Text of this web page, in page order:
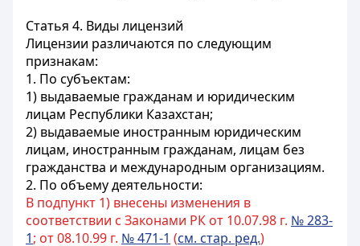
Статья 4. Виды лицензий
Лицензии различаются по следующим
признакам:
1. По субъектам:
1) выдаваемые гражданам и юридическим
лицам Республики Казахстан;
2) выдаваемые иностранным юридическим
лицам, иностранным гражданам, лицам без
гражданства и международным организациям.
2. По объему деятельности:
В подпункт 1) внесены изменения в
соответствии с Законами РК от 10.07.98 г. № 283-
1; от 08.10.99 г. № 471-1 (см. стар. ред.)